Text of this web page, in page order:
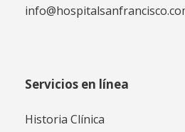
Servicios en línea
Historia Clínica